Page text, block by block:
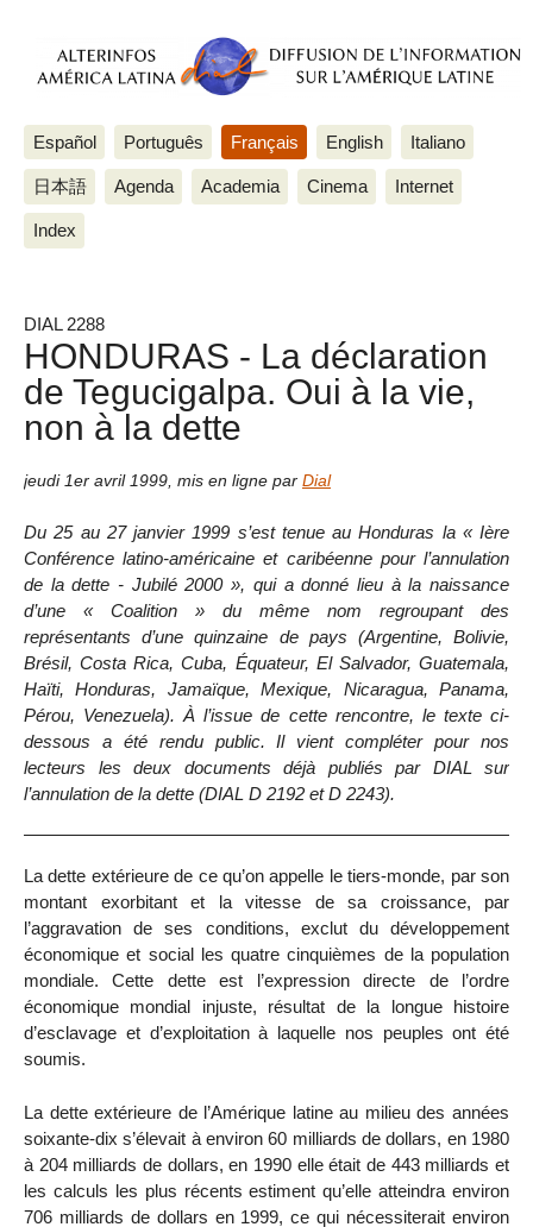
Español Português Français English Italiano
日本語 Agenda Academia Cinema Internet
Index
DIAL 2288
HONDURAS - La déclaration
de Tegucigalpa. Oui à la vie,
non à la dette
jeudi 1er avril 1999 mis en ligne par Dial
Du 25 au 27 janvier 1999 s’est tenue au Honduras la « Ière
Conférence latino-américaine et caribéenne pour l’annulation
de la dette - Jubilé 2000 », qui a donné lieu à la naissance
d’une « Coalition » du même nom regroupant des
représentants d’une quinzaine de pays (Argentine, Bolivie,
Brésil, Costa Rica, Cuba, Équateur, El Salvador, Guatemala,
Haïti, Honduras, Jamaïque, Mexique, Nicaragua, Panama,
Pérou, Venezuela). À l’issue de cette rencontre, le texte ci-
dessous a été rendu public. Il vient compléter pour nos
lecteurs les deux documents déjà publiés par DIAL sur
l’annulation de la dette (DIAL D 2192 et D 2243).
La dette extérieure de ce qu’on appelle le tiers-monde, par son
montant exorbitant et la vitesse de sa croissance, par
l’aggravation de ses conditions, exclut du développement
économique et social les quatre cinquièmes de la population
mondiale. Cette dette est l’expression directe de l’ordre
économique mondial injuste, résultat de la longue histoire
d’esclavage et d’exploitation à laquelle nos peuples ont été
soumis.
La dette extérieure de l’Amérique latine au milieu des années
soixante-dix s’élevait à environ 60 milliards de dollars, en 1980
à 204 milliards de dollars, en 1990 elle était de 443 milliards et
les calculs les plus récents estiment qu’elle atteindra environ
706 milliards de dollars en 1999, ce qui nécessiterait environ